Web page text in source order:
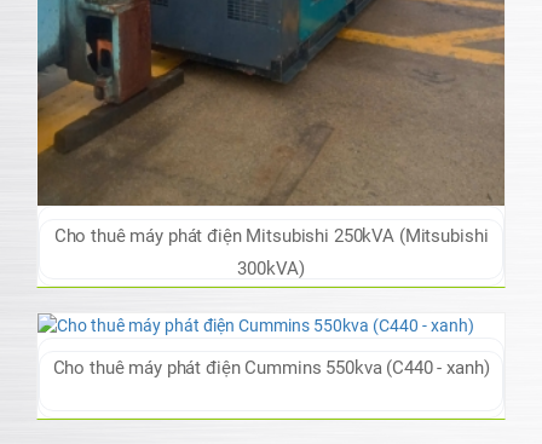
Cho thuê máy phát điện Mitsubishi 250kVA (Mitsubishi
300kVA)
Cho thuê máy phát điện Cummins 550kva (C440 - xanh)